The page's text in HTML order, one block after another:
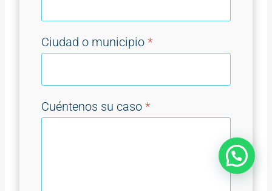
Ciudad o municipio *
Cuéntenos su caso *